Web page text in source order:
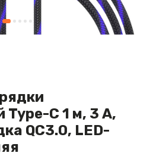
C 1 м, 3 А,
QC3.0, LED-